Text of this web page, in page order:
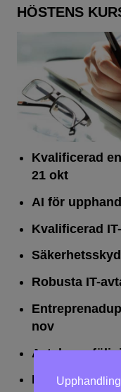
HÖSTENS
Kvalificerad
21 okt
AI för
Kvalificerad
Robusta IT-
nov
Leda